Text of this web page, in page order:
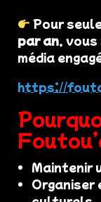
Pour
par an,
média
https://
Maintenir
Organiser